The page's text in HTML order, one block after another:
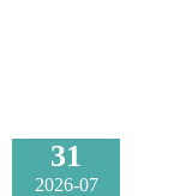
31
2026-07